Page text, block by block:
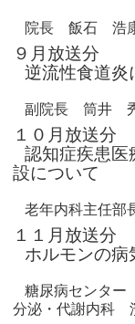
院長 飯石 浩
９月放送分
逆流性食道炎
副院長 筒井
１０月放送分
認知症疾患医
設について
老年内科主任
１１月放送分
ホルモンの病
糖尿病センタ
分泌・代謝内科